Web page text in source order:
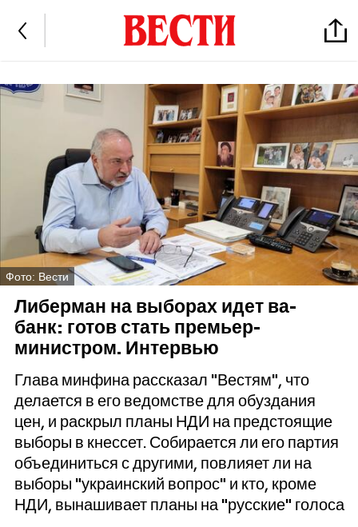
Фото: Вести
Либерман на выборах идет ва-
банк: готов стать премьер-
министром. Интервью
Глава минфина рассказал "Вестям", что
делается в его ведомстве для обуздания
цен, и раскрыл планы НДИ на предстоящие
выборы в кнессет. Собирается ли его партия
объединиться с другими, повлияет ли на
выборы "украинский вопрос" и кто, кроме
НДИ, вынашивает планы на "русские" голоса